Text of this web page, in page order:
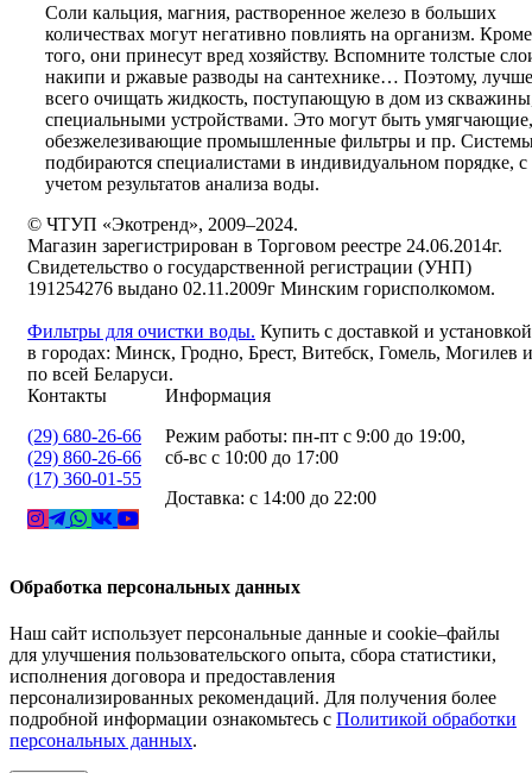
Соли кальция, магния, растворенное железо в больших
количествах могут негативно повлиять на организм. Кроме
того, они принесут вред хозяйству. Вспомните толстые
накипи и ржавые разводы на сантехнике… Поэтому, лучше
всего очищать жидкость, поступающую в дом из
специальными устройствами. Это могут быть умягчающие,
обезжелезивающие промышленные фильтры и пр.
подбираются специалистами в индивидуальном порядке, с
учетом результатов анализа воды.
© ЧТУП «Экотренд», 2009–2024.
Магазин зарегистрирован в Торговом реестре 24.06.2014г.
Свидетельство о государственной регистрации (УНП)
191254276 выдано 02.11.2009г Минским горисполкомом.
Фильтры для очистки воды. Купить с доставкой и установкой
в городах: Минск, Гродно, Брест, Витебск, Гомель, Могилев и
по всей Беларуси.
Контакты
(29) 680-26-66
(29) 860-26-66
(17) 360-01-55
Информация
Режим работы: пн-пт с 9:00 до 19:00,
сб-вс с 10:00 до 17:00
Доставка: с 14:00 до 22:00
Обработка персональных данных
Наш сайт использует персональные данные и cookie–файлы
для улучшения пользовательского опыта, сбора статистики,
исполнения договора и предоставления
персонализированных рекомендаций. Для получения более
подробной информации ознакомьтесь с Политикой обработки
персональных данных.